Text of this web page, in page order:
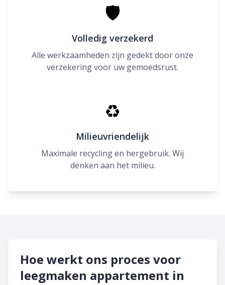
🛡
Volledig verzekerd
Alle werkzaamheden zijn gedekt door onze
verzekering voor uw gemoedsrust.
♻
Milieuvriendelijk
Maximale recycling en hergebruik. Wij
denken aan het milieu.
Hoe werkt ons proces voor
leegmaken appartement in